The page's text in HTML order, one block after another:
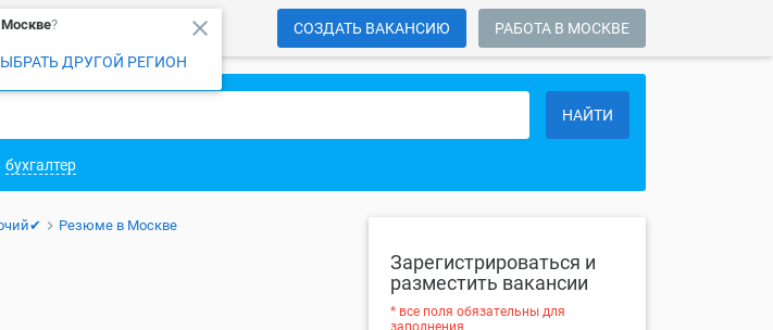
СОЗДАТЬ ВАКАНСИЮ РАБОТА В МОСКВЕ
close
Москве?
ДРУГОЙ РЕГИОН
НАЙТИ
бухгалтер
Резюме в Москве
Зарегистрироваться и
разместить вакансии
* все поля обязательны для
заполнения